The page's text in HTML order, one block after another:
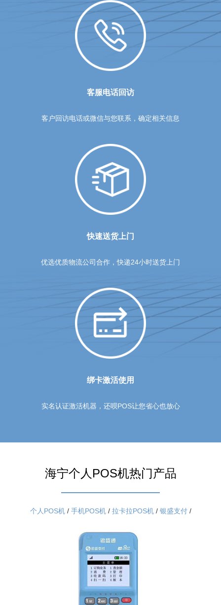
客服电话回访
客户回访电话或微信与您联系，确定相关信息
快速送货上门
优选优质物流公司合作，快递24小时送货上门
绑卡激活使用
实名认证激活机器，还呗POS让您省心也放心
海宁个人POS机热门产品
个人POS机/ 手机POS机/ 拉卡拉POS机/ 银盛支付/